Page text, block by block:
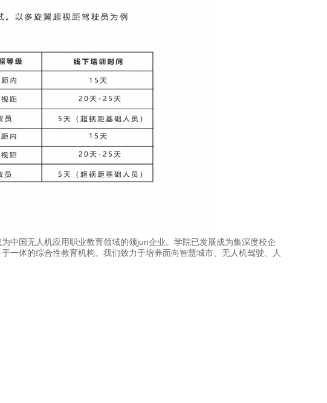
中国无人机应用职业教育领域的领jun企业。学院已发展成为集深度校企
一体的综合性教育机构。我们致力于培养面向智慧城市、无人机驾驶、人